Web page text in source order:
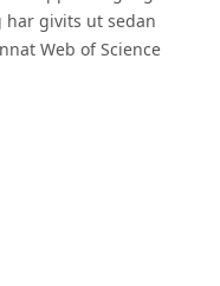
har givits ut sedan
Web of Science